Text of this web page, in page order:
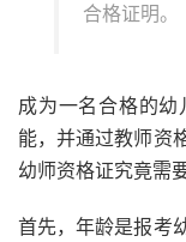
合格证明。
成为一名合格的
能，并通过教师资
幼师资格证究竟需
首先，年龄是报考